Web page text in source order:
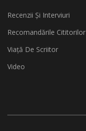
Recenzii Și Interviuri
Recomandările Cititorilor
Viață De Scriitor
Video